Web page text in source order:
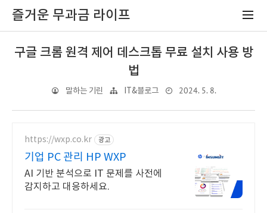
즐거운 무과금 라이프
구글 크롬 원격 제어 데스크톱 무료 설치 사용 방
법
말하는 기린 IT&블로그 2024. 5. 8.
https://wxp.co.kr 광고
기업 PC 관리 HP WXP
AI 기반 분석으로 IT 문제를 사전에
감지하고 대응하세요.